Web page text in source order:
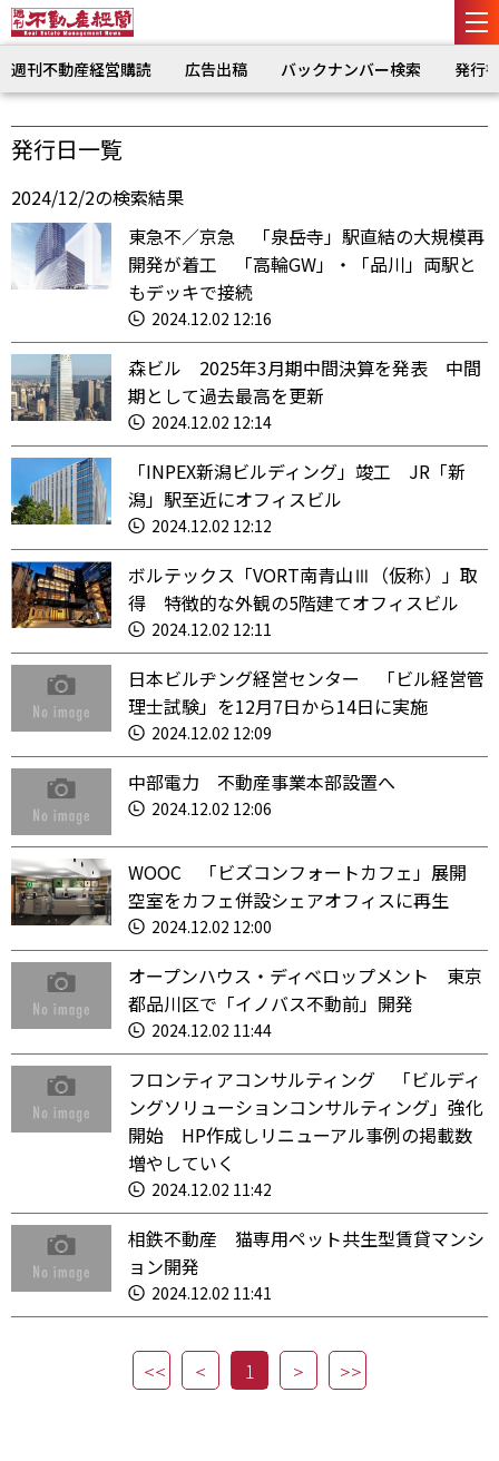
週刊不動産経営購読 広告出稿 バックナンバー検索 発行
発行日一覧
2024/12/2の検索結果
東急不／京急 「泉岳寺」駅直結の大規模再
開発が着工 「高輪GW」・「品川」両駅と
もデッキで接続
2024.12.02 12:16
森ビル 2025年3月期中間決算を発表 中間
期として過去最高を更新
2024.12.02 12:14
「INPEX新潟ビルディング」竣工 JR「新
潟」駅至近にオフィスビル
2024.12.02 12:12
ボルテックス「VORT南青山Ⅲ（仮称）」取
得 特徴的な外観の5階建てオフィスビル
2024.12.02 12:11
日本ビルヂング経営センター 「ビル経営管
理士試験」を12月7日から14日に実施
2024.12.02 12:09
中部電力 不動産事業本部設置へ
2024.12.02 12:06
WOOC 「ビズコンフォートカフェ」展開
空室をカフェ併設シェアオフィスに再生
2024.12.02 12:00
オープンハウス・ディベロップメント 東京
都品川区で「イノバス不動前」開発
2024.12.02 11:44
フロンティアコンサルティング 「ビルディ
ングソリューションコンサルティング」強化
開始 HP作成しリニューアル事例の掲載数
増やしていく
2024.12.02 11:42
相鉄不動産 猫専用ペット共生型賃貸マンシ
ョン開発
2024.12.02 11:41
1